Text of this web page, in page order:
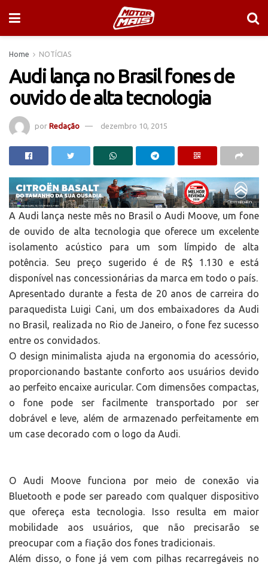
Home NOTÍCIAS
Audi lança no Brasil fones de
ouvido de alta tecnologia
por Redação dezembro 10, 2015
A Audi lança neste mês no Brasil o Audi Moove, um fone
de ouvido de alta tecnologia que oferece um excelente
isolamento acústico para um som límpido de alta
potência. Seu preço sugerido é de R$ 1.130 e está
disponível nas concessionárias da marca em todo o país.
Apresentado durante a festa de 20 anos de carreira do
paraquedista Luigi Cani, um dos embaixadores da Audi
no Brasil, realizada no Rio de Janeiro, o fone fez sucesso
entre os convidados.
O design minimalista ajuda na ergonomia do acessório,
proporcionando bastante conforto aos usuários devido
ao perfeito encaixe auricular. Com dimensões compactas,
o fone pode ser facilmente transportado por ser
dobrável e leve, além de armazenado perfeitamente em
um case decorado com o logo da Audi.
O Audi Moove funciona por meio de conexão via
Bluetooth e pode ser pareado com qualquer dispositivo
que ofereça esta tecnologia. Isso resulta em maior
mobilidade aos usuários, que não precisarão se
preocupar com a fiação dos fones tradicionais.
Além disso, o fone já vem com pilhas recarregáveis no